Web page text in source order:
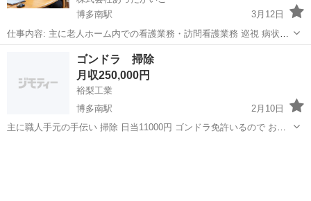
博多南駅
3月12日
仕事内容: 主に老人ホーム内での看護業務・訪問看護業務 巡視 病状の
観察 医師との連携 1号店（大野城）と2号店（東油山）の時間内オンコ
ール対応。 医療機器の管理 利用者への精神的ケ...
博多南駅 その他
ゴンドラ 掃除
月収250,000円
裕梨工業
博多南駅
2月10日
主に職人手元の手伝い 掃除 日当11000円 ゴンドラ免許いるので お金